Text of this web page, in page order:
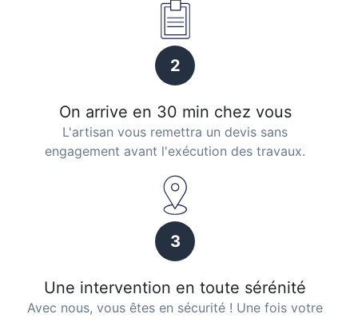
2
On arrive en 30 min chez vous
L'artisan vous remettra un devis sans
engagement avant l'exécution des travaux.
3
Une intervention en toute sérénité
Avec nous, vous êtes en sécurité ! Une fois votre